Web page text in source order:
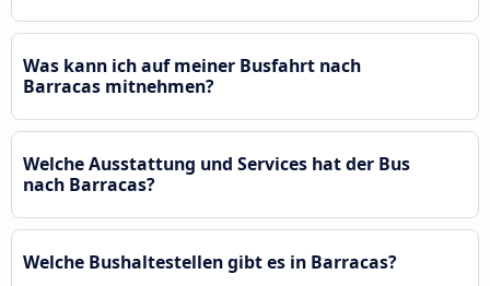
Was kann ich auf meiner Busfahrt nach
Barracas mitnehmen?
Welche Ausstattung und Services hat der Bus
nach Barracas?
Welche Bushaltestellen gibt es in Barracas?